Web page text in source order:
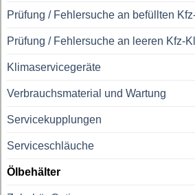
Prüfung / Fehlersuche an befüllten
Prüfung / Fehlersuche an leeren Kfz-
Klimaservicegeräte
Verbrauchsmaterial und Wartung
Servicekupplungen
Serviceschläuche
Ölbehälter